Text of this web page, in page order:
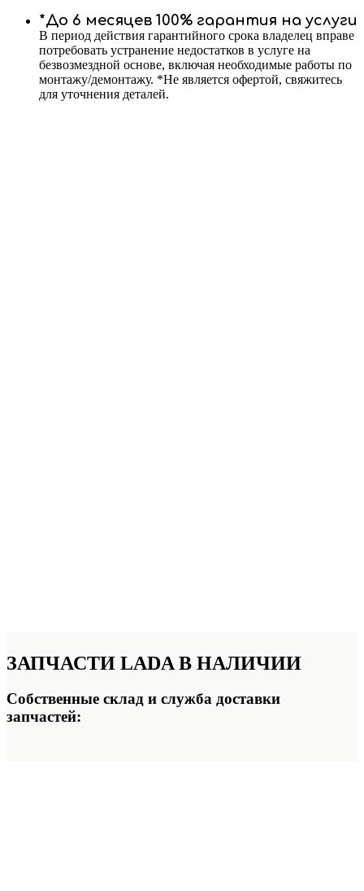
*До 6 месяцев 100% гарантия на услуги
В период действия гарантийного срока владелец вправе
потребовать устранение недостатков в услуге на
безвозмездной основе, включая необходимые работы по
монтажу/демонтажу. *Не является офертой, свяжитесь
для уточнения деталей.
ЗАПЧАСТИ LADA В НАЛИЧИИ
Собственные склад и служба доставки
запчастей: